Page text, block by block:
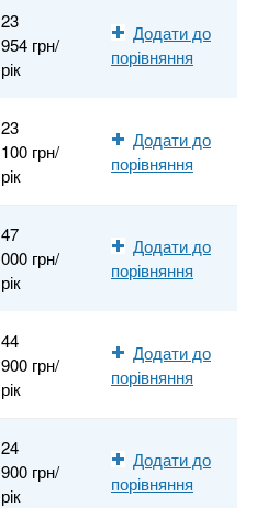
23
954 грн/
рік
Додати до
порівняння
23
100 грн/
рік
Додати до
порівняння
47
000 грн/
рік
Додати до
порівняння
44
900 грн/
рік
Додати до
порівняння
24
900 грн/
рік
Додати до
порівняння